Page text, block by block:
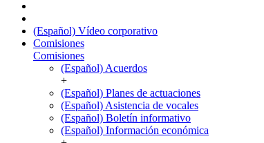
(Español) Vídeo corporativo
Comisiones
Comisiones
(Español) Acuerdos
+
(Español) Planes de actuaciones
(Español) Asistencia de vocales
(Español) Boletín informativo
(Español) Información económica